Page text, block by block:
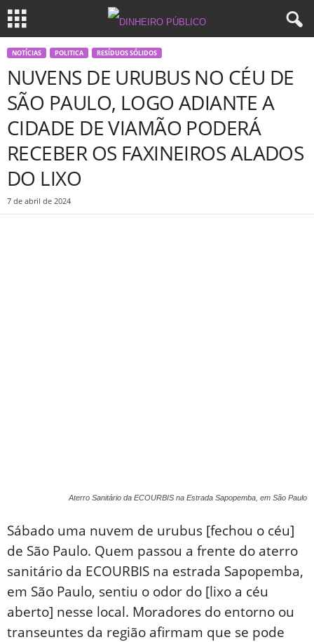
NOTÍCIAS POLITICA RESÍDUOS SÓLIDOS
NUVENS DE URUBUS NO CÉU DE
SÃO PAULO, LOGO ADIANTE A
CIDADE DE VIAMÃO PODERÁ
RECEBER OS FAXINEIROS ALADOS
DO LIXO
7 de abril de 2024
Aterro Sanitário da ECOURBIS na Estrada Sapopemba, em São Paulo
Sábado uma nuvem de urubus [fechou o céu]
de São Paulo. Quem passou a frente do aterro
sanitário da ECOURBIS na estrada Sapopemba,
em São Paulo, sentiu o odor do [lixo a céu
aberto] nesse local. Moradores do entorno ou
transeuntes da região afirmam que se pode